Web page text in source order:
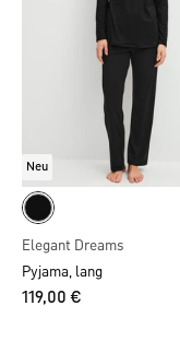
Neu
Elegant Dreams
Pyjama, lang
119,00 €